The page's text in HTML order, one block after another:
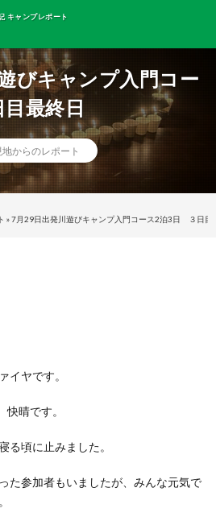
キャンプレポート
びキャンプ入門コー
最終日
からのレポート
»7月29日出発川遊びキャンプ入門コース2泊3日 ３日目
イヤです。
晴です。
る頃に止みました。
た参加者もいましたが、みんな元気で